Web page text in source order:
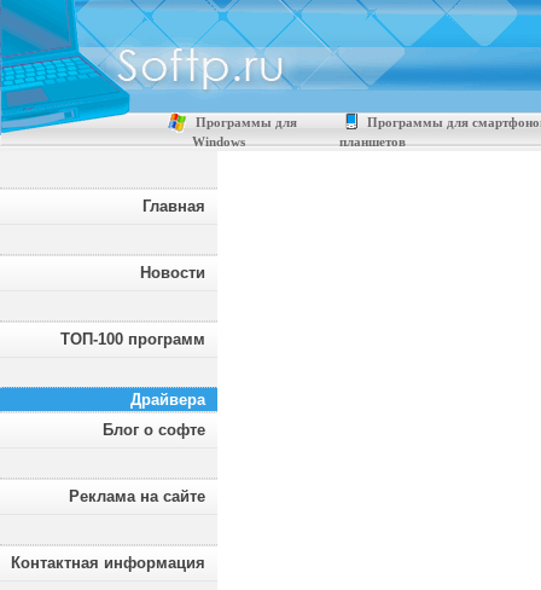
Программы для
Windows
Программы для
планшетов
Главная
Новости
ТОП-100 программ
Драйвера
Блог о софте
Реклама на сайте
Контактная информация